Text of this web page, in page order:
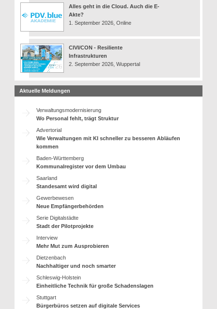
Alles geht in die Cloud. Auch die E-
Akte?
1. September 2026, Online
CIVI/CON - Resiliente
Infrastrukturen
2. September 2026, Wuppertal
Aktuelle Meldungen
Verwaltungsmodernisierung
Wo Personal fehlt, trägt Struktur
Advertorial
Wie Verwaltungen mit KI schneller zu besseren Abläufen
kommen
Baden-Württemberg
Kommunalregister vor dem Umbau
Saarland
Standesamt wird digital
Gewerbewesen
Neue Empfängerbehörden
Serie Digitalstädte
Stadt der Pilotprojekte
Interview
Mehr Mut zum Ausprobieren
Dietzenbach
Nachhaltiger und noch smarter
Schleswig-Holstein
Einheitliche Technik für große Schadenslagen
Stuttgart
Bürgerbüros setzen auf digitale Services